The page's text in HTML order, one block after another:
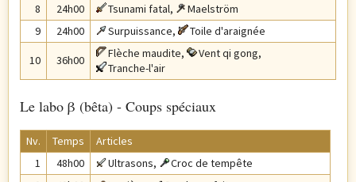
8
24h00 Tsunami fatal,
Maelström
9
24h00 Surpuissance, Toile d'araignée
10 36h00 Flèche maudite, Vent qi gong,
Tranche-l'air
Le labo β (bêta) - Coups spéciaux
Nv. Temps
Articles
1
48h00 Ultrasons,
Croc de tempête